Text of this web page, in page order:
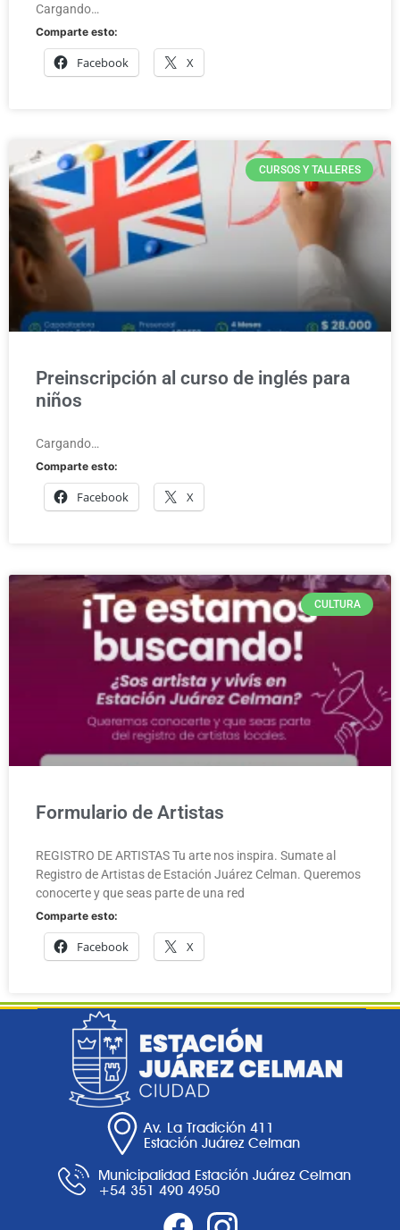
Cargando…
Comparte esto:
Facebook X
CURSOS Y TALLERES
Preinscripción al curso de inglés para
niños
Cargando…
Comparte esto:
Facebook X
CULTURA
Formulario de Artistas
REGISTRO DE ARTISTAS Tu arte nos inspira. Sumate al
Registro de Artistas de Estación Juárez Celman. Queremos
conocerte y que seas parte de una red
Comparte esto:
Facebook X
Av. La Tradición 411
Estación Juárez Celman
Municipalidad Estación Juárez Celman
+54 351 490 4950